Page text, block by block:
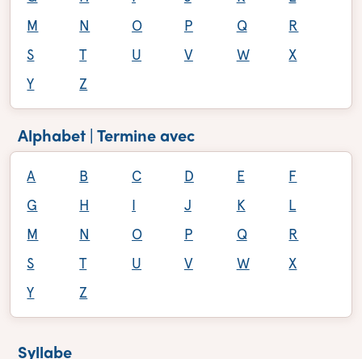
M
N O P Q
R
S
T U V W
X
Y
Z
Alphabet | Termine avec
A B C D E
F
G
H I J K
L
M
N O P Q
R
S
T U V W
X
Y
Z
Syllabe